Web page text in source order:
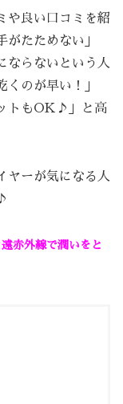
や良い口コミを紹
たためない」
ならないという人
のが早い！」
トもOK♪」と高
ヤーが気になる人
赤外線で潤いをと